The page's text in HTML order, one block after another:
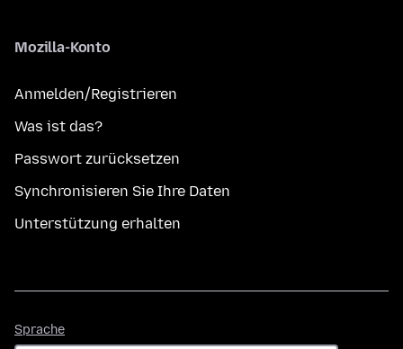
Mozilla-Konto
Anmelden/Registrieren
Was ist das?
Passwort zurücksetzen
Synchronisieren Sie Ihre Daten
Unterstützung erhalten
Sprache